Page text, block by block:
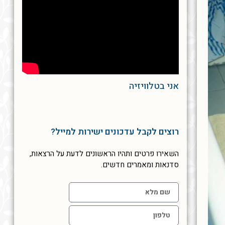
אני בטלוויזיה
רוצים לקבל עדכונים ישירות למייל?
השאירו פרטים ותהיו הראשונים לדעת על הרצאות,
סדנאות ומאמרים חדשים.